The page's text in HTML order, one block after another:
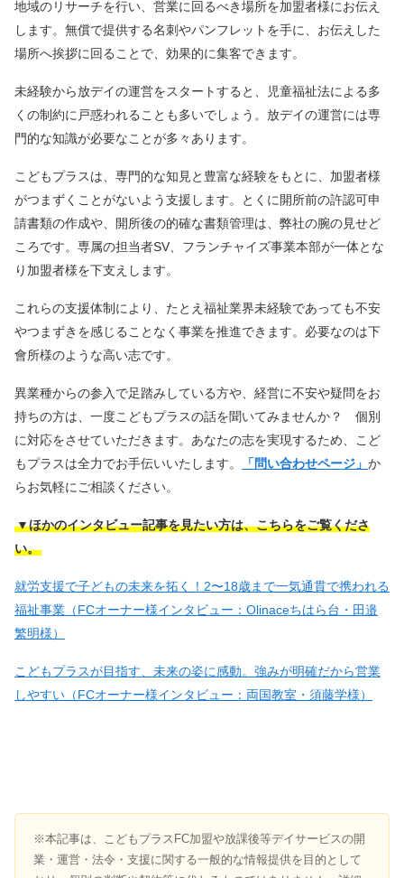
地域のリサーチを行い、営業に回るべき場所を加盟者様にお伝え
します。無償で提供する名刺やパンフレットを手に、お伝えした
場所へ挨拶に回ることで、効果的に集客できます。
未経験から放デイの運営をスタートすると、児童福祉法による多
くの制約に戸惑われることも多いでしょう。放デイの運営には専
門的な知識が必要なことが多々あります。
こどもプラスは、専門的な知見と豊富な経験をもとに、加盟者様
がつまずくことがないよう支援します。とくに開所前の許認可申
請書類の作成や、開所後の的確な書類管理は、弊社の腕の見せど
ころです。専属の担当者SV、フランチャイズ事業本部が一体とな
り加盟者様を下支えします。
これらの支援体制により、たとえ福祉業界未経験であっても不安
やつまずきを感じることなく事業を推進できます。必要なのは下
會所様のような高い志です。
異業種からの参入で足踏みしている方や、経営に不安や疑問をお
持ちの方は、一度こどもプラスの話を聞いてみませんか？ 個別
に対応をさせていただきます。あなたの志を実現するため、こど
もプラスは全力でお手伝いいたします。
「問い合わせページ」 か
らお気軽にご相談ください。
▼ほかのインタビュー記事を見たい方は、こちらをご覧くださ
い。
就労支援で子どもの未来を拓く！2〜18歳まで一気通貫で携われる
福祉事業（FCオーナー様インタビュー：Olinaceちはら台・田邉
繁明様）
こどもプラスが目指す、未来の姿に感動。強みが明確だから営業
しやすい（FCオーナー様インタビュー：両国教室・須藤学様）
※本記事は、こどもプラスFC加盟や放課後等デイサービスの開
業・運営・法令・支援に関する一般的な情報提供を目的として